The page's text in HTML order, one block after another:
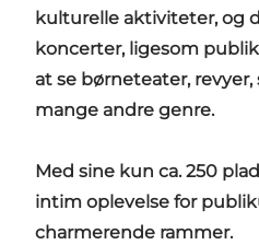
kulturelle aktiviteter, og
koncerter, ligesom
at se børneteater, revyer,
mange andre genre.
Med sine kun ca. 250
intim oplevelse for
charmerende rammer.